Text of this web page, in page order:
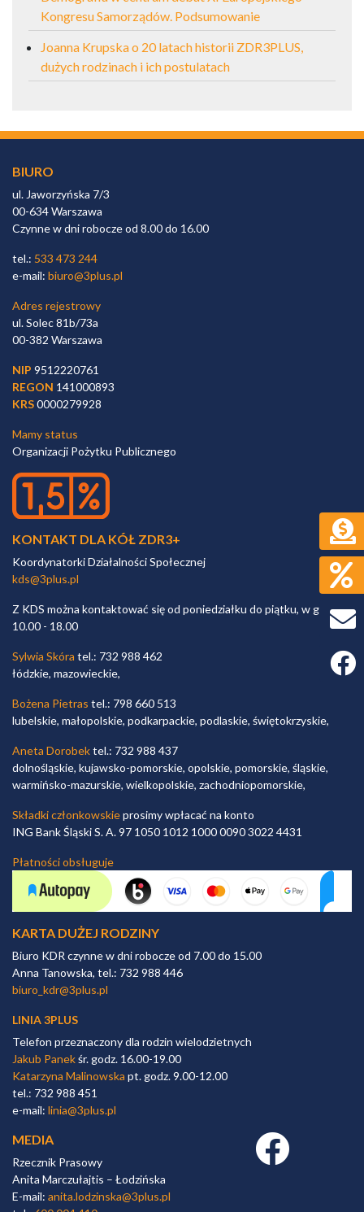
Kongresu Samorządów. Podsumowanie
Joanna Krupska o 20 latach historii ZDR3PLUS,
dużych rodzinach i ich postulatach
BIURO
ul. Jaworzyńska 7/3
00-634 Warszawa
Czynne w dni robocze od 8.00 do 16.00
tel.: 533 473 244
e-mail: biuro@3plus.pl
Adres rejestrowy
ul. Solec 81b/73a
00-382 Warszawa
NIP 9512220761
REGON 141000893
KRS0000279928
Mamy status
Organizacji Pożytku Publicznego
KONTAKT DLA KÓŁ ZDR3+
Koordynatorki Działalności Społecznej
kds@3plus.pl
Z KDS można kontaktować się od poniedziałku do piątku, w godz.
10.00 - 18.00
Sylwia Skóra tel.: 732 988 462
łódzkie, mazowieckie,
Bożena Pietras tel.: 798 660 513
lubelskie, małopolskie, podkarpackie, podlaskie, świętokrzyskie,
Aneta Dorobektel.: 732 988 437
dolnośląskie, kujawsko-pomorskie, opolskie, pomorskie, śląskie,
warmińsko-mazurskie, wielkopolskie, zachodniopomorskie,
Składki członkowskieprosimy wpłacać na konto
ING Bank Śląski S. A. 97 1050 1012 1000 0090 3022 4431
Płatności obsługuje
KARTA DUŻEJ RODZINY
Biuro KDR czynne w dni robocze od 7.00 do 15.00
Anna Tanowska, tel.: 732 988 446
biuro_kdr@3plus.pl
LINIA 3PLUS
Telefon przeznaczony dla rodzin wielodzietnych
Jakub Panekśr. godz. 16.00-19.00
Katarzyna Malinowska pt. godz. 9.00-12.00
tel.: 732 988 451
e-mail: linia@3plus.pl
MEDIA
Rzecznik Prasowy
Anita Marczułajtis – Łodzińska
E-mail: anita.lodzinska@3plus.pl
Facebook link